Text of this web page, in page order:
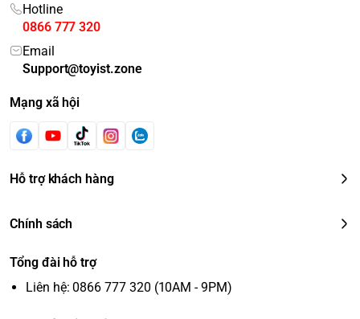
Hotline
0866 777 320
Email
Support@toyist.zone
Mạng xã hội
Hỗ trợ khách hàng
Chính sách
Tổng đài hỗ trợ
Liên hệ: 0866 777 320 (10AM - 9PM)